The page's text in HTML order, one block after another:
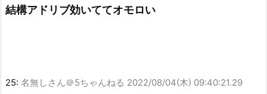
結構アドリブ効いててオモロい
25: 名無しさん＠5ちゃんねる 2022/08/04(木) 09:40:21.29